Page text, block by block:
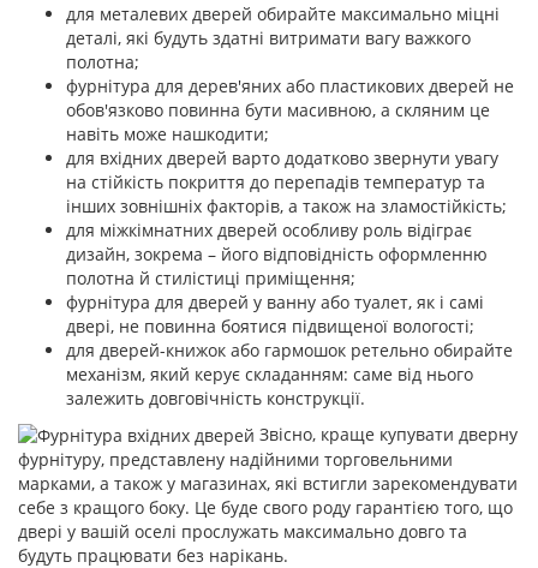
для металевих дверей обирайте максимально міцні
деталі, які будуть здатні витримати вагу важкого
полотна;
фурнітура для дерев'яних або пластикових дверей не
обов'язково повинна бути масивною, а скляним це
навіть може нашкодити;
для вхідних дверей варто додатково звернути увагу
на стійкість покриття до перепадів температур та
інших зовнішніх факторів, а також на зламостійкість;
для міжкімнатних дверей особливу роль відіграє
дизайн, зокрема – його відповідність оформленню
полотна й стилістиці приміщення;
фурнітура для дверей у ванну або туалет, як і самі
двері, не повинна боятися підвищеної вологості;
для дверей-книжок або гармошок ретельно обирайте
механізм, який керує складанням: саме від нього
залежить довговічність конструкції.
Звісно, краще купувати дверну
фурнітуру, представлену надійними торговельними
марками, а також у магазинах, які встигли зарекомендувати
себе з кращого боку. Це буде свого роду гарантією того, що
двері у вашій оселі прослужать максимально довго та
будуть працювати без нарікань.